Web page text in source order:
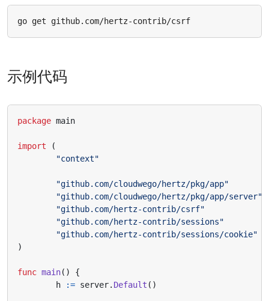
示例代码
package main
import
(
"context"
"github.com/cloudwego/hertz/pkg/app"
"github.com/cloudwego/hertz/pkg/app/server"
"github.com/hertz-contrib/csrf"
"github.com/hertz-contrib/sessions"
"github.com/hertz-contrib/sessions/cookie"
)
func main()
{
h
:= server. Default ()